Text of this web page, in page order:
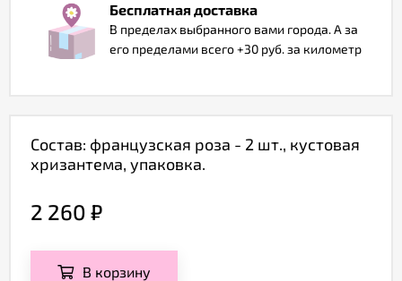
Бесплатная доставка
В пределах выбранного вами города. А за
его пределами всего +30 руб. за километр
Состав: французская роза - 2 шт., кустовая
хризантема, упаковка.
2 260 ₽
В корзину